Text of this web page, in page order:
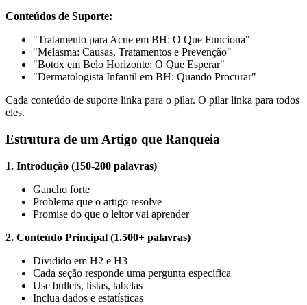
Conteúdos de Suporte:
"Tratamento para Acne em BH: O Que Funciona"
"Melasma: Causas, Tratamentos e Prevenção"
"Botox em Belo Horizonte: O Que Esperar"
"Dermatologista Infantil em BH: Quando Procurar"
Cada conteúdo de suporte linka para o pilar. O pilar linka para todos
eles.
Estrutura de um Artigo que Ranqueia
1. Introdução (150-200 palavras)
Gancho forte
Problema que o artigo resolve
Promise do que o leitor vai aprender
2. Conteúdo Principal (1.500+ palavras)
Dividido em H2 e H3
Cada seção responde uma pergunta específica
Use bullets, listas, tabelas
Inclua dados e estatísticas